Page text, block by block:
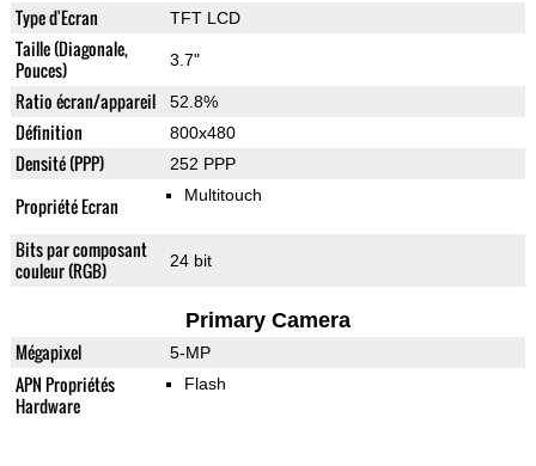
Type d'Ecran TFT LCD
Taille (Diagonale,
Pouces)
3.7"
Ratio écran/appareil 52.8%
Définition 800x480
Densité (PPP) 252 PPP
Propriété Ecran Multitouch
Bits par composant
couleur (RGB)
24 bit
Primary Camera
Mégapixel 5-MP
APN Propriétés
Hardware
Flash